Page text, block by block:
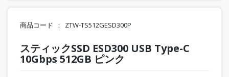
商品コード ZTW-TS512GESD300P
スティックSSD ESD300 USB Type-C
10Gbps 512GB ピンク